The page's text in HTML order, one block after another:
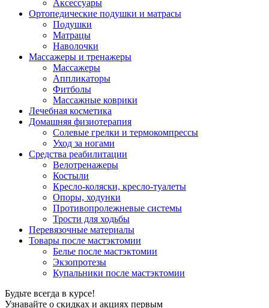
Аксессуары
Ортопедические подушки и матрасы
Подушки
Матрацы
Наволочки
Массажеры и тренажеры
Массажеры
Аппликаторы
Фитболы
Массажные коврики
Лечебная косметика
Домашняя физиотерапия
Солевые грелки и термокомпрессы
Уход за ногами
Средства реабилитации
Велотренажеры
Костыли
Кресло-коляски, кресло-туалеты
Опоры, ходунки
Противопролежневые системы
Трости для ходьбы
Перевязочные материалы
Товары после мастэктомии
Белье после мастэктомии
Экзопротезы
Купальники после мастэктомии
Будьте всегда в курсе!
Узнавайте о скидках и акциях первым